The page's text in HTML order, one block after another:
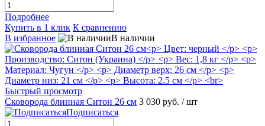
Подробнее
Купить в 1 клик К сравнению
В избранное
В наличии
Быстрый просмотр
Сковорода блинная Ситон 26 см 3 030 руб. / шт
Подписаться